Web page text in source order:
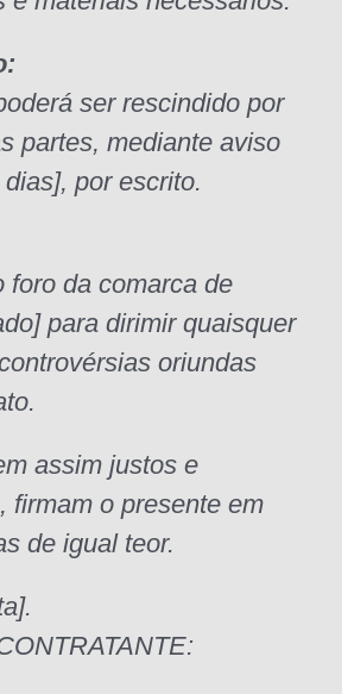
ser rescindido por
partes, mediante aviso
por escrito.
foro da comarca de
para dirimir quaisquer
oriundas
assim justos e
firmam o presente em
de igual teor.